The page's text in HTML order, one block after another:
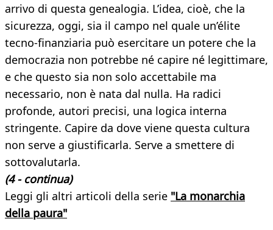
arrivo di questa genealogia. L’idea, cioè, che la
sicurezza, oggi, sia il campo nel quale un’élite
tecno-finanziaria può esercitare un potere che la
democrazia non potrebbe né capire né legittimare,
e che questo sia non solo accettabile ma
necessario, non è nata dal nulla. Ha radici
profonde, autori precisi, una logica interna
stringente. Capire da dove viene questa cultura
non serve a giustificarla. Serve a smettere di
sottovalutarla.
(4 - continua)
Leggi gli altri articoli della serie "La monarchia
della paura"